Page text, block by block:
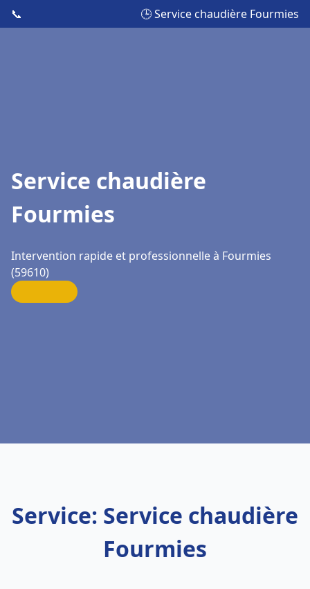
📞 🕒 Service chaudière Fourmies
Service chaudière
Fourmies
Intervention rapide et professionnelle à Fourmies
(59610)
Service: Service chaudière
Fourmies